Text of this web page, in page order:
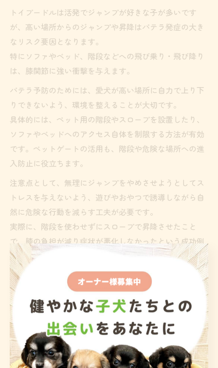
トイプードルは活発でジャンプが好きな子が多いです
が、高い場所からのジャンプや昇降はパテラ発症の大き
なリスク要因となります。
特にソファやベッド、階段などへの飛び乗り・飛び降り
は、膝関節に強い衝撃を与えます。
パテラ予防のためには、愛犬が高い場所に自力で上り下
りできないよう、環境を整えることが大切です。
具体的には、ペット用の階段やスロープを設置したり、
ソファやベッドへのアクセス自体を制限する方法が有効
です。ペットゲートの活用も、階段や危険な場所への進
入防止に役立ちます。
注意点として、無理にジャンプをやめさせようとしてス
トレスを与えないよう、遊びやおやつで誘導しながら自
然に危険な行動を減らす工夫が必要です。
実際に、階段を使わせずにスロープで昇降させたこと
で、膝の負担が減り症状が悪化しなかったという成功例
もあります。一方で、油断してジャンプを許してしまっ
た結果パテラが進行したケースもあるため、家族全員で
徹底することが重要です。
室内でのトイプードル運動管理で膝を守る方法
トイプードルの健康維持には適度な運動が欠かせません
が、パテラ予防の観点からは運動内容や方法にも注意が
必要です。